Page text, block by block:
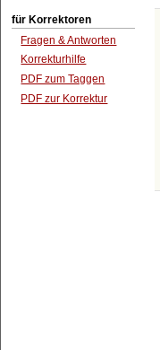
für Korrektoren
Fragen & Antworten
Korrekturhilfe
PDF zum Taggen
PDF zur Korrektur